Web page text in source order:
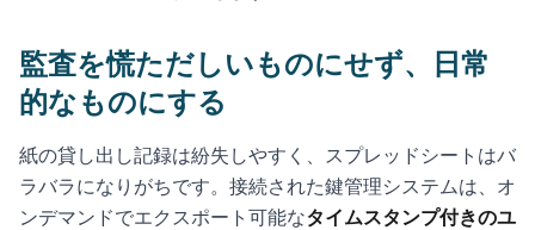
監査を慌ただしいものにせず、日常
的なものにする
紙の貸し出し記録は紛失しやすく、スプレッドシートはバ
ラバラになりがちです。接続された鍵管理システムは、オ
ンデマンドでエクスポート可能なタイムスタンプ付きのユ